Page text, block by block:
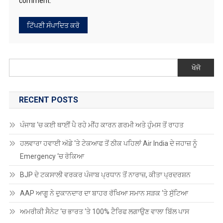
ਖੋਜੋ
RECENT POSTS
ਪੰਜਾਬ ‘ਚ ਕਈ ਥਾਈਂ ਪੈ ਰਹੇ ਮੀਂਹ ਕਾਰਨ ਗਰਮੀ ਅਤੇ ਹੁੰਮਸ ਤੋਂ ਰਾਹਤ
ਹਲਵਾਰਾ ਹਵਾਈ ਅੱਡੇ ‘ਤੇ ਟੇਕਆਫ ਤੋਂ ਠੀਕ ਪਹਿਲਾਂ Air India ਦੇ ਜਹਾਜ਼ ਨੂੰ
Emergency ‘ਚ ਰੋਕਿਆ
BJP ਦੇ ਟਕਸਾਲੀ ਵਰਕਰ ਪੰਜਾਬ ਪ੍ਰਧਾਨ ਤੋਂ ਨਾਰਾਜ਼, ਕੀਤਾ ਪ੍ਰਦਰਸ਼ਨ
AAP ਆਗੂ ਨੇ ਦੁਕਾਨਦਾਰ ਦਾ ਬਾਹਰ ਰੱਖਿਆ ਸਮਾਨ ਸੜਕ ‘ਤੇ ਸੁੱਟਿਆ
ਅਮਰੀਕੀ ਸੈਨੇਟ ‘ਚ ਭਾਰਤ ‘ਤੇ 100% ਟੈਰਿਫ ਲਗਾਉਣ ਵਾਲਾ ਬਿੱਲ ਪਾਸ